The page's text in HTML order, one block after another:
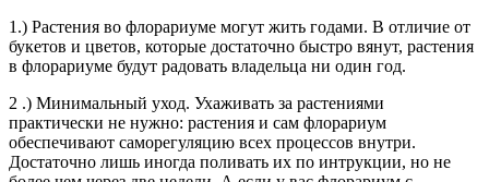
1.) Растения во флорариуме могут жить годами. В отличие от
букетов и цветов, которые достаточно быстро вянут, растения
в флорариуме будут радовать владельца ни один год.
2 .) Минимальный уход. Ухаживать за растениями
практически не нужно: растения и сам флорариум
обеспечивают саморегуляцию всех процессов внутри.
Достаточно лишь иногда поливать их по интрукции, но не